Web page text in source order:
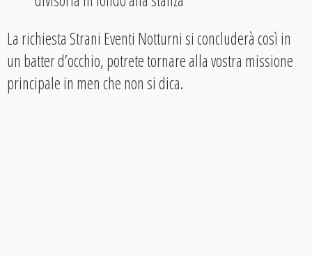
La richiesta Strani Eventi Notturni si concluderà così in
un batter d’occhio, potrete tornare alla vostra missione
principale in men che non si dica.